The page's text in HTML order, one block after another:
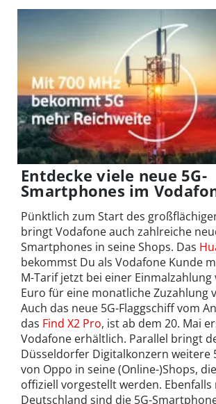
Entdecke viele neue 5G-
Smartphones im
Pünktlich zum Start des
bringt Vodafone auch zahlreiche
Smartphones in seine Shops. Das
bekommst Du als Vodafone Kunde
M-Tarif jetzt bei einer Einmalzahlung
Euro für eine monatliche Zuzahlung
Auch das neue 5G-Flaggschiff vom
das Find X2 Pro, ist ab dem 20. Mai
Vodafone erhältlich. Parallel bringt
Düsseldorfer Digitalkonzern weitere
von Oppo in seine (Online-)Shops,
offiziell vorgestellt werden. Ebenfalls
Deutschland sind die 5G-